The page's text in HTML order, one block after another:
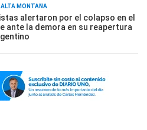
MONTAÑA
alertaron por el colapso en el
ante la demora en su reapertura